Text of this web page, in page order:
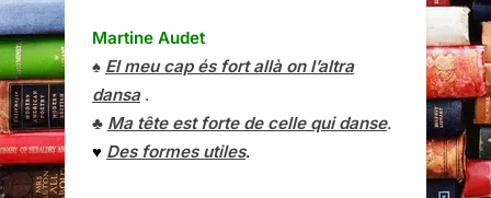
Martine Audet
♠ El meu cap és fort allà on l’altra
dansa.
♣ Ma tête est forte de celle qui danse.
♥ Des formes utiles.